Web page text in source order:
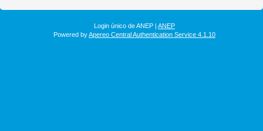
Login único de ANEP | ANEP
Powered byApereo Central Authentication Service 4.1.10